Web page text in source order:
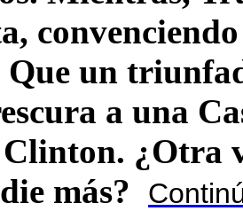
Que un
a una
¿Otra
más?